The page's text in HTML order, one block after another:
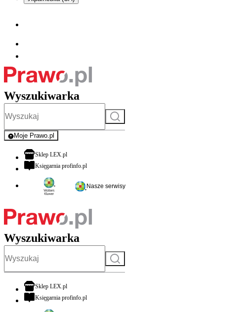
Wyszukiwarka
Szukaj
Moje Prawo.pl
- rejestracja i logowanie do serwisu
Sklep LEX.plotwiera się w nowej karcie
Księgarnia profinfo.plotwiera się w nowej karcie
Nasze serwisy
Wyszukiwarka
Szukaj
Sklep LEX.plotwiera się w nowej karcie
Księgarnia profinfo.plotwiera się w nowej karcie